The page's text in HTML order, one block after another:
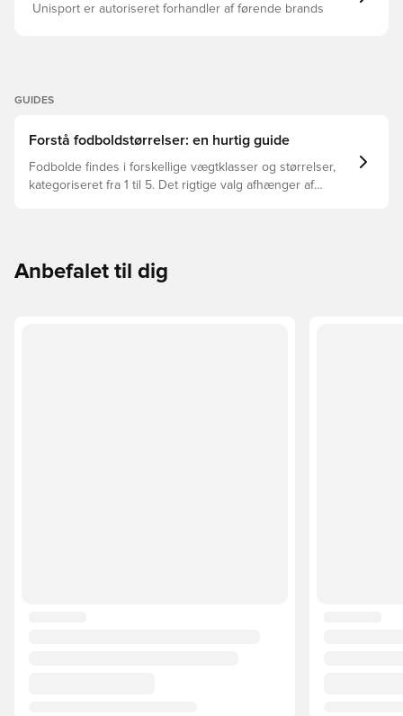
Unisport er autoriseret forhandler af førende brands
GUIDES
Forstå fodboldstørrelser: en hurtig guide
Fodbolde findes i forskellige vægtklasser og størrelser,
kategoriseret fra 1 til 5. Det rigtige valg afhænger af
Anbefalet til dig